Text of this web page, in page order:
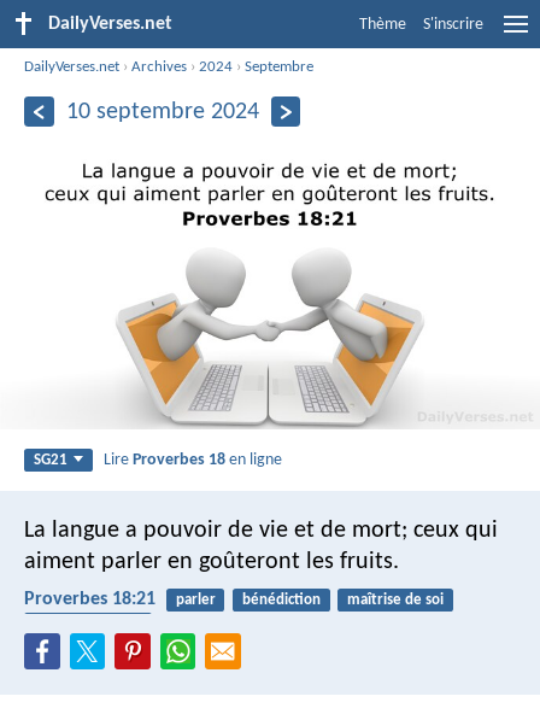
DailyVerses.net Thème S'inscrire
DailyVerses.net ›Archives ›2024 ›Septembre
10 septembre 2024
SG21 LireProverbes 18 en ligne
La langue a pouvoir de vie et de mort; ceux qui
aiment parler en goûteront les fruits.
Proverbes 18:21 parler bénédiction
maîtrise de soi